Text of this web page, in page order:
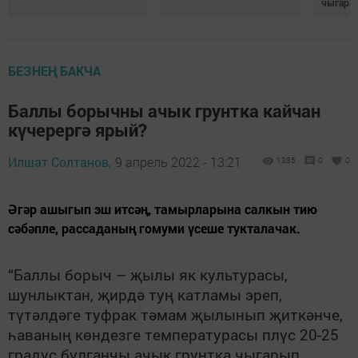
БЕЗНЕҢ БАКЧА
Баллы борычны ачык грунтка кайчан
күчерергә ярый?
Илшат Солтанов, 9 апрель 2022 - 13:21 1385 0 0
Әгәр ашыгып эш итсәң, тамырларына салкын тию
сәбәпле, рассаданың гомуми үсеше тукталачак.
“Баллы борыч – җылы як культурасы,
шунлыктан, җирдә туң катламы эреп,
түтәлдәге туфрак тәмам җылынып җиткәнче,
һаваның көндезге температурасы плүс 20-25